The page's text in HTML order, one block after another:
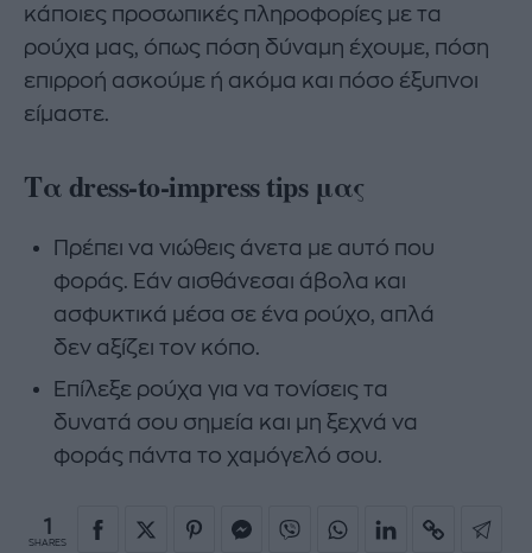
κάποιες προσωπικές πληροφορίες με τα
ρούχα μας, όπως πόση δύναμη έχουμε, πόση
επιρροή ασκούμε ή ακόμα και πόσο έξυπνοι
είμαστε.
Τα dress-to-impress tips μας
Πρέπει να νιώθεις άνετα με αυτό που
φοράς. Εάν αισθάνεσαι άβολα και
ασφυκτικά μέσα σε ένα ρούχο, απλά
δεν αξίζει τον κόπο.
Επίλεξε ρούχα για να τονίσεις τα
δυνατά σου σημεία και μη ξεχνά να
φοράς πάντα το χαμόγελό σου.
1
SHARES